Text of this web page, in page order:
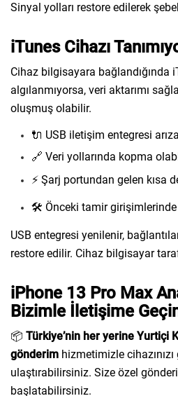
Sinyal yolları restore edilerek
iTunes Cihazı
Cihaz bilgisayara bağlandığında
algılanmıyorsa, veri aktarımı
oluşmuş olabilir.
🔌 USB iletişim entegresi
🔗 Veri yollarında kopma
⚡ Şarj portundan gelen kısa
🛠️ Önceki tamir girişimlerinde
USB entegresi yenilenir,
restore edilir. Cihaz bilgisayar
iPhone 13 Pro Max
Bizimle İletişime
📦 Türkiye’nin her yerine Yurtiçi
gönderim hizmetimizle
ulaştırabilirsiniz. Size özel
başlatabilirsiniz.